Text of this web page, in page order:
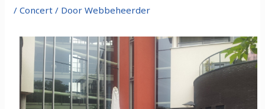
/Concert / DoorWebbeheerder